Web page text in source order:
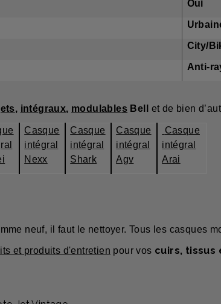
Oui
City/
Anti-
, intégraux, modulables Bel et de bien
Casque
intégral
Nexx
Casque
intégral
Shark
Casque
intégral
Agv
Casque
intégral
Arai
neuf, il faut le nettoyer. Tous les casques
et produits d'entretien pour vos cuirs, tissus